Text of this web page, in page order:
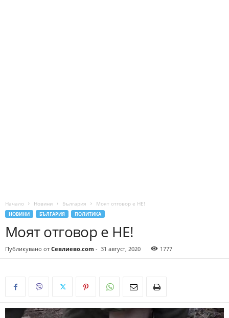
Начало Новини България Моят отговор е НЕ!
НОВИНИ БЪЛГАРИЯ ПОЛИТИКА
Моят отговор е НЕ!
Публикувано от Севлиево.com - 31 август, 2020 1777